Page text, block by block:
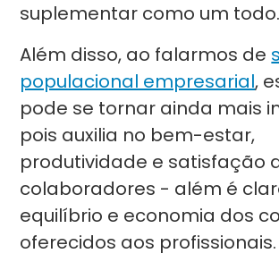
suplementar como um todo.
Além disso, ao falarmos de
populacional empresarial,
pode se tornar ainda mais
pois auxilia no bem-estar,
produtividade e satisfação
colaboradores - além é
equilíbrio e economia dos
oferecidos aos profissionais.